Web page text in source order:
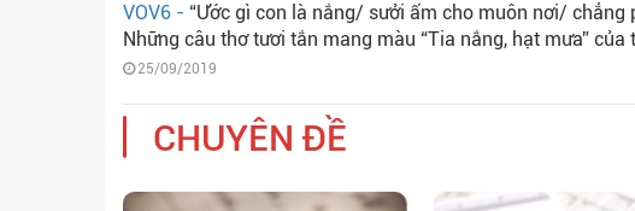
VOV6 - “Ước gì con là nắng/ sưởi ấm cho muôn nơi/
Những câu thơ tươi tắn mang màu “Tia nắng, hạt mưa” của
25/09/2019
CHUYÊN ĐỀ